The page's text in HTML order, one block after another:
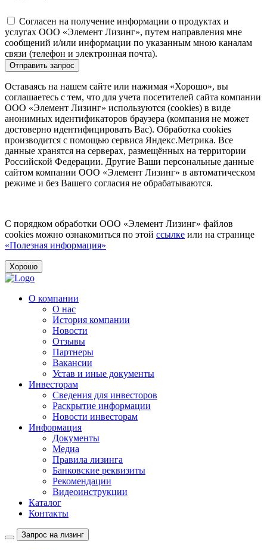
Согласен на получение информации о продуктах и
услугах ООО «Элемент Лизинг», путем направления мне
сообщений и/или информации по указанным мною каналам
связи (телефон и электронная почта).
Отправить запрос
Оставаясь на нашем сайте или нажимая «Хорошо», вы
соглашаетесь с тем, что для учета посетителей сайта компании
ООО «Элемент Лизинг» используются (cookies) в виде
анонимных идентификаторов браузера (компания не может
достоверно идентифицировать Вас). Обработка cookies
производится с помощью сервиса Яндекс.Метрика. Все
данные хранятся на серверах, размещённых на территории
Российской Федерации. Другие Ваши персональные данные
сайтом компании ООО «Элемент Лизинг» в автоматическом
режиме и без Вашего согласия не обрабатываются.
С порядком обработки ООО «Элемент Лизинг» файлов
cookies можно ознакомиться по этой ссылке или на странице
«Полезная информация»
Хорошо
О компании
О нас
История компании
Новости
Отзывы
Партнеры
Вакансии
Устав и иные документы
Инвесторам
Сведения для инвесторов
Раскрытие информации
Новости инвесторам
Информация
Документы
Медиа
Правила лизинга
Банковские реквизиты
Рекомендации
Видеоинструкции
Каталог
Контакты
Запрос на лизинг